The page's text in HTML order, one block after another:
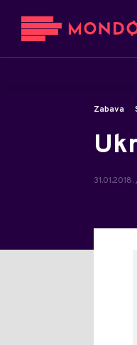
Zabava
31.01.2018.